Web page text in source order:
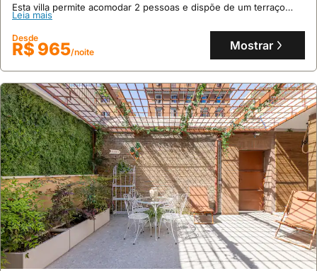
Esta villa permite acomodar 2 pessoas e dispõe de um terraço
privativo com vistas panorâmicas, ar condicionado, internet e
estacionamento, proporcionando um refúgio tranquilo num jardim
comunal florido.
Leia mais
Desde
R$ 965/noite Mostrar